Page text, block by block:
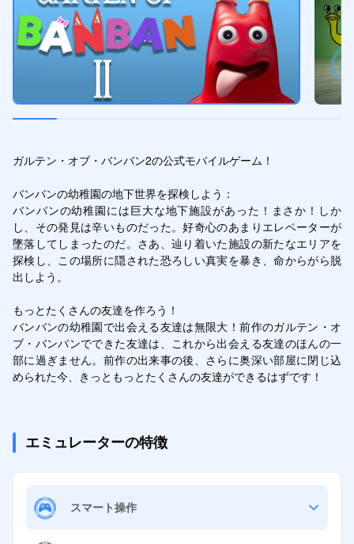
ガルテン・オブ・バンバン2の公式モバイルゲーム！
バンバンの幼稚園の地下世界を探検しよう：
バンバンの幼稚園には巨大な地下施設があった！まさか！しか
し、その発見は辛いものだった。好奇心のあまりエレベーターが
墜落してしまったのだ。さあ、辿り着いた施設の新たなエリアを
探検し、この場所に隠された恐ろしい真実を暴き、命からがら脱
出しよう。
もっとたくさんの友達を作ろう！
バンバンの幼稚園で出会える友達は無限大！前作のガルテン・オ
ブ・バンバンでできた友達は、これから出会える友達のほんの一
部に過ぎません。前作の出来事の後、さらに奥深い部屋に閉じ込
められた今、きっともっとたくさんの友達ができるはずです！
エミュレーターの特徴
スマート操作